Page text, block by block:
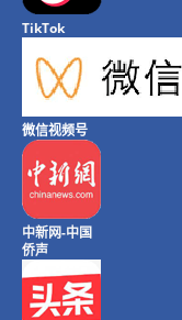
TikTok
微信视频号
中新网-中国
侨声